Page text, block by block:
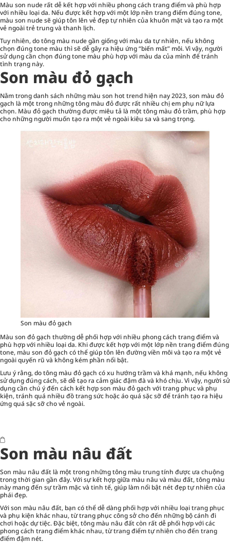
Màu son nude rất dễ kết hợp với nhiều phong cách trang điểm và phù hợp
với nhiều loại da. Nếu được kết hợp với một lớp nền trang điểm đúng tone,
màu son nude sẽ giúp tôn lên vẻ đẹp tự nhiên của khuôn mặt và tạo ra một
vẻ ngoài trẻ trung và thanh lịch.
Tuy nhiên, do tông màu nude gần giống với màu da tự nhiên, nếu không
chọn đúng tone màu thì sẽ dễ gây ra hiệu ứng “biến mất” môi. Vì vậy, người
sử dụng cần chọn đúng tone màu phù hợp với màu da của mình để tránh
tình trạng này.
Son màu đỏ gạch
Nằm trong danh sách những màu son hot trend hiện nay 2023, son màu đỏ
gạch là một trong những tông màu đỏ được rất nhiều chị em phụ nữ lựa
chọn. Màu đỏ gạch thường được miêu tả là một tông màu đỏ trầm, phù hợp
cho những người muốn tạo ra một vẻ ngoài kiêu sa và sang trọng.
Son màu đỏ gạch
Màu son đỏ gạch thường dễ phối hợp với nhiều phong cách trang điểm và
phù hợp với nhiều loại da. Khi được kết hợp với một lớp nền trang điểm đúng
tone, màu son đỏ gạch có thể giúp tôn lên đường viền môi và tạo ra một vẻ
ngoài quyến rũ và không kém phần nổi bật.
Lưu ý rằng, do tông màu đỏ gạch có xu hướng trầm và khá mạnh, nếu không
sử dụng đúng cách, sẽ dễ tạo ra cảm giác đậm đà và khó chịu. Vì vậy, người sử
dụng cần chú ý đến cách kết hợp son màu đỏ gạch với trang phục và phụ
kiện, tránh quá nhiều đồ trang sức hoặc áo quá sặc sỡ để tránh tạo ra hiệu
ứng quá sặc sỡ cho vẻ ngoài.
Son màu nâu đất
Son màu nâu đất là một trong những tông màu trung tính được ưa chuộng
trong thời gian gần đây. Với sự kết hợp giữa màu nâu và màu đất, tông màu
này mang đến sự trầm mặc và tinh tế, giúp làm nổi bật nét đẹp tự nhiên của
phái đẹp.
Với son màu nâu đất, bạn có thể dễ dàng phối hợp với nhiều loại trang phục
và phụ kiện khác nhau, từ trang phục công sở cho đến những bộ cánh đi
chơi hoặc dự tiệc. Đặc biệt, tông màu nâu đất còn rất dễ phối hợp với các
phong cách trang điểm khác nhau, từ trang điểm tự nhiên cho đến trang
điểm đậm nét.